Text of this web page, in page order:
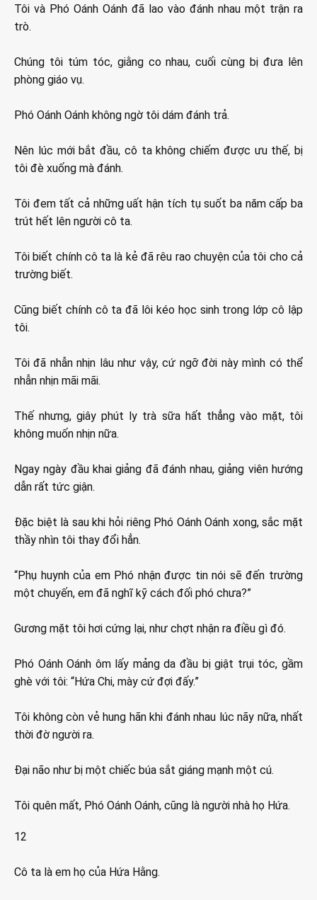
Tôi và Phó Oánh Oánh đã lao vào đánh nhau một trận ra
trò.
Chúng tôi túm tóc, giằng co nhau, cuối cùng bị đưa lên
phòng giáo vụ.
Phó Oánh Oánh không ngờ tôi dám đánh trả.
Nên lúc mới bắt đầu, cô ta không chiếm được ưu thế, bị
tôi đè xuống mà đánh.
Tôi đem tất cả những uất hận tích tụ suốt ba năm cấp ba
trút hết lên người cô ta.
Tôi biết chính cô ta là kẻ đã rêu rao chuyện của tôi cho cả
trường biết.
Cũng biết chính cô ta đã lôi kéo học sinh trong lớp cô lập
tôi.
Tôi đã nhẫn nhịn lâu như vậy, cứ ngỡ đời này mình có thể
nhẫn nhịn mãi mãi.
Thế nhưng, giây phút ly trà sữa hất thẳng vào mặt, tôi
không muốn nhịn nữa.
Ngay ngày đầu khai giảng đã đánh nhau, giảng viên hướng
dẫn rất tức giận.
Đặc biệt là sau khi hỏi riêng Phó Oánh Oánh xong, sắc mặt
thầy nhìn tôi thay đổi hẳn.
“Phụ huynh của em Phó nhận được tin nói sẽ đến trường
một chuyến, em đã nghĩ kỹ cách đối phó chưa?”
Gương mặt tôi hơi cứng lại, như chợt nhận ra điều gì đó.
Phó Oánh Oánh ôm lấy mảng da đầu bị giật trụi tóc, gầm
ghè với tôi: “Hứa Chi, mày cứ đợi đấy.”
Tôi không còn vẻ hung hãn khi đánh nhau lúc nãy nữa, nhất
thời đờ người ra.
Đại não như bị một chiếc búa sắt giáng mạnh một cú.
Tôi quên mất, Phó Oánh Oánh, cũng là người nhà họ Hứa.
12
Cô ta là em họ của Hứa Hằng.